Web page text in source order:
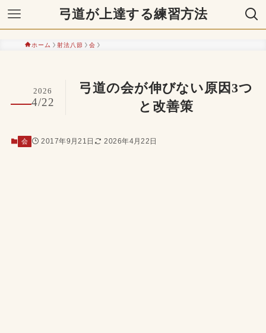
弓道が上達する練習方法
ホーム 射法八節 会
弓道の会が伸びない原因3つ
と改善策
2026
4/22
会 2017年9月21日 2026年4月22日